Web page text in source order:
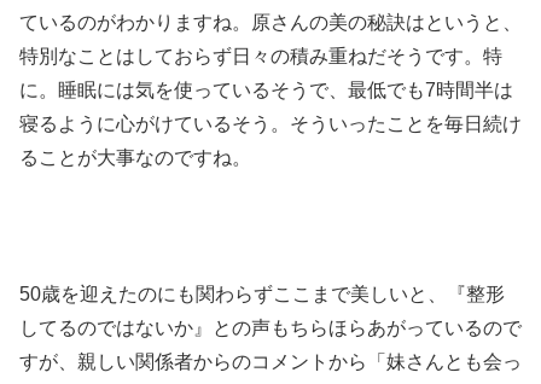
ているのがわかりますね。原さんの美の秘訣はというと、
特別なことはしておらず日々の積み重ねだそうです。特
に。睡眠には気を使っているそうで、最低でも7時間半は
寝るように心がけているそう。そういったことを毎日続け
ることが大事なのですね。
50歳を迎えたのにも関わらずここまで美しいと、『整形
してるのではないか』との声もちらほらあがっているので
すが、親しい関係者からのコメントから「妹さんとも会っ